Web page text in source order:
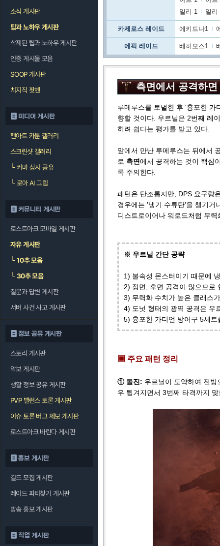
소식 게시판
팁과 노하우 게시판
삭제된 팁과 노하우 게시판
인증 게시물 모음
SOOP 게시판
치지직 팟벤
미디어 게시판
팬아트 카툰 갤러리
스크린샷 갤러리
└커마 상시 공유
└로아 AI 그림
커뮤니티 게시판
로스트아크 모바일 게시판
자유 게시판
└10추 모음
└30추 모음
질문과 답변 게시판
서버 사건 사고 게시판
정보 공유 게시판
스토리 게시판
악보 게시판
생활 정보 공유 게시판
PVP 밸런스 토론 게시판
이슈 토론 버그 제보 게시판
로스트아크 바란다 게시판
홍보 게시판
길드 모집 게시판
레이드 파티찾기 게시판
방송 홍보 게시판
직업 게시판
일리 1
일리
카제로스 레이드 에키드나1
에픽 레이드 베히모스1
측면에서 공격하
루메루스를 토벌한 후 '흉포한 가
향할 것이다. 우르닐은 2번째 레
히려 쉽다는 평가를 받고 있다.
앞에서 만난 루메루스는 뒤에서
로 측면에서 공격하는 것이 핵심
록 주의한다.
패턴은 단조롭지만, DPS 요구량
경우에는 '냉기 수류탄'을 챙기거
디스트로이어나 워로드처럼 무
※ 우르닐 간단 공략
1) 불속성 몬스터이기 때문에
2) 정면, 후면 공격이 많으므로
3) 무력화 수치가 높은 클래스
4) 도넛 형태의 광역 공격은 우
5) 흉포한 가디언 방어구 5세
▣ 주요 패턴 정리
① 돌진: 우르닐이 도약하여 전
우 튕겨지면서 3번째 타격까지